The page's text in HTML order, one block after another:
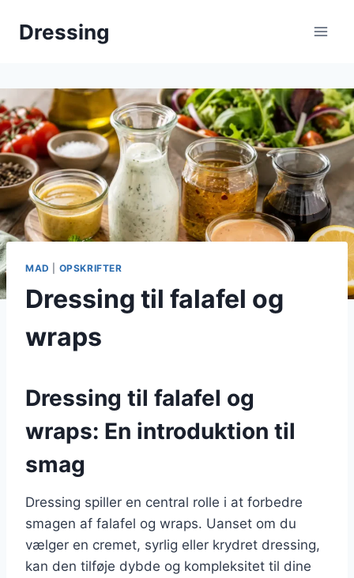
Dressing
MAD OPSKRIFTER
Dressing til falafel og
wraps
Dressing til falafel og
wraps: En introduktion til
smag
Dressing spiller en central rolle i at forbedre
smagen af falafel og wraps. Uanset om du
vælger en cremet, syrlig eller krydret dressing,
kan den tilføje dybde og kompleksitet til dine